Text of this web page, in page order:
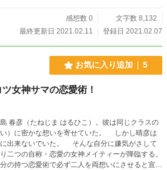
感想数 0
文字数 8,132
最終更新日 2021.02.11
登録日 2021.02.07
お気に入り追加 5
女神サマの恋愛術！
春彦（たねじま はるひこ）。彼は同じクラスの
に密かな想いを寄せていた。 しかし晴彦は
出来ないでいた。 そんな自分に嫌気がさして
二つの自称・恋愛の女神メイティーが降臨する。
の持つ恋愛術で必ず二人を両想いにさせると宣言